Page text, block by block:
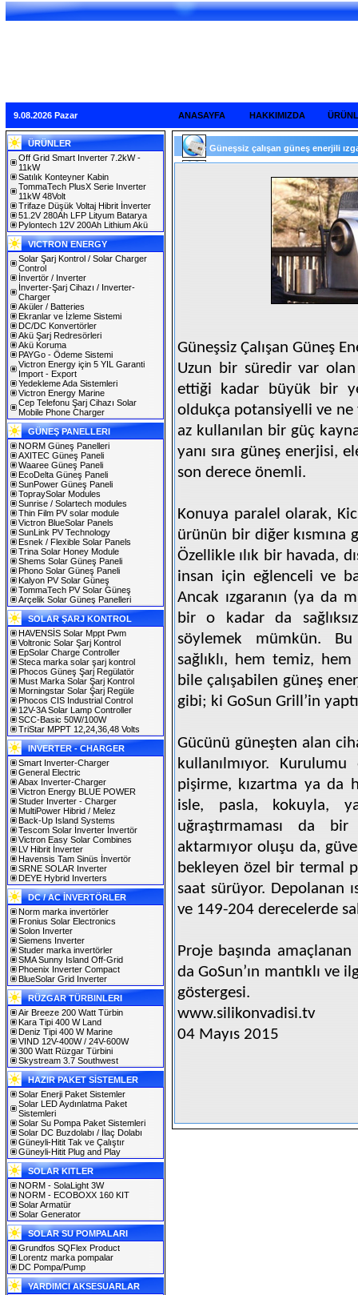
9.08.2026 Pazar ANASAYFA HAKKIMIZDA
ÜRÜNLER
Off Grid Smart Inverter 7.2kW -
11kW
Satılık Konteyner Kabin
TommaTech PlusX Serie Inverter
11kW 48Volt
Trifaze Düşük Voltaj Hibrit İnverter
51.2V 280Ah LFP Lityum Batarya
Pylontech 12V 200Ah Lithium Akü
VICTRON ENERGY
Solar Şarj Kontrol / Solar Charger
Control
İnvertör / Inverter
İnverter-Şarj Cihazı / Inverter-
Charger
Aküler / Batteries
Ekranlar ve İzleme Sistemi
DC/DC Konvertörler
Akü Şarj Redresörleri
Akü Koruma
PAYGo - Ödeme Sistemi
Victron Energy için 5 YIL Garanti
Import - Export
Yedekleme Ada Sistemleri
Victron Energy Marine
Cep Telefonu Şarj Cihazı Solar
Mobile Phone Charger
GÜNEŞ PANELLERI
NORM Güneş Panelleri
AXITEC Güneş Paneli
Waaree Güneş Paneli
EcoDelta Güneş Paneli
SunPower Güneş Paneli
TopraySolar Modules
Sunrise / Solartech modules
Thin Film PV solar module
Victron BlueSolar Panels
SunLink PV Technology
Esnek / Flexible Solar Panels
Trina Solar Honey Module
Shems Solar Güneş Paneli
Phono Solar Güneş Paneli
Kalyon PV Solar Güneş
TommaTech PV Solar Güneş
Arçelik Solar Güneş Panelleri
SOLAR ŞARJ KONTROL
HAVENSİS Solar Mppt Pwm
Voltronic Solar Şarj Kontrol
EpSolar Charge Controller
Steca marka solar şarj kontrol
Phocos Güneş Şarj Regülatör
Must Marka Solar Şarj Kontrol
Morningstar Solar Şarj Regüle
Phocos CIS Industrial Control
12V-3A Solar Lamp Controller
SCC-Basic 50W/100W
TriStar MPPT 12,24,36,48 Volts
INVERTER - CHARGER
Smart Inverter-Charger
General Electric
Abax Inverter-Charger
Victron Energy BLUE POWER
Studer Inverter - Charger
MultiPower Hibrid / Melez
Back-Up Island Systems
Tescom Solar İnverter İnvertör
Victron Easy Solar Combines
LV Hibrit İnverter
Havensis Tam Sinüs İnvertör
SRNE SOLAR Inverter
DEYE Hybrid Inverters
DC / AC İNVERTÖRLER
Norm marka invertörler
Fronius Solar Electronics
Solon Inverter
Siemens Inverter
Studer marka invertörler
SMA Sunny Island Off-Grid
Phoenix Inverter Compact
BlueSolar Grid Inverter
RÜZGAR TÜRBINLERI
Air Breeze 200 Watt Türbin
Kara Tipi 400 W Land
Deniz Tipi 400 W Marine
VIND 12V-400W / 24V-600W
300 Watt Rüzgar Türbini
Skystream 3.7 Southwest
HAZIR PAKET SİSTEMLER
Solar Enerji Paket Sistemler
Solar LED Aydınlatma Paket
Sistemleri
Solar Su Pompa Paket Sistemleri
Solar DC Buzdolabı / İlaç Dolabı
Güneyli-Hitit Tak ve Çalıştır
Güneyli-Hitit Plug and Play
SOLAR KITLER
NORM - SolaLight 3W
NORM - ECOBOXX 160 KIT
Solar Armatür
Solar Generator
SOLAR SU POMPALARI
Grundfos SQFlex Product
Lorentz marka pompalar
DC Pompa/Pump
YARDIMCI AKSESUARLAR
Güneşsiz çalışan güneş enerjili
Güneşsiz Çalışan Güneş
Uzun bir süredir var olan
ettiği kadar büyük bir
oldukça potansiyelli ve ne
az kullanılan bir güç
yanı sıra güneş enerjisi,
son derece önemli.
Konuya paralel olarak,
ürünün bir diğer kısmına
Özellikle ılık bir havada,
insan için eğlenceli ve
Ancak ızgaranın (ya da
bir o kadar da
söylemek mümkün.
sağlıklı, hem temiz,
bile çalışabilen güneş
gibi; ki GoSun Grill’in
Gücünü güneşten alan
kullanılmıyor.
pişirme, kızartma ya da
isle, pasla, kokuyla,
uğraştırmaması da
aktarmıyor oluşu da,
bekleyen özel bir termal
saat sürüyor. Depolanan
ve 149-204 derecelerde
Proje başında
da GoSun’ın mantıklı
göstergesi.
www.silikonvadisi.tv
04 Mayıs 2015